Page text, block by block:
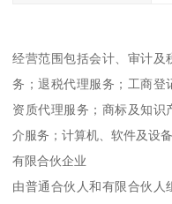
经营范围包括会计、审计及
务；退税代理服务；工商登
资质代理服务；商标及知识
介服务；计算机、软件及设
有限合伙企业
由普通合伙人和有限合伙人